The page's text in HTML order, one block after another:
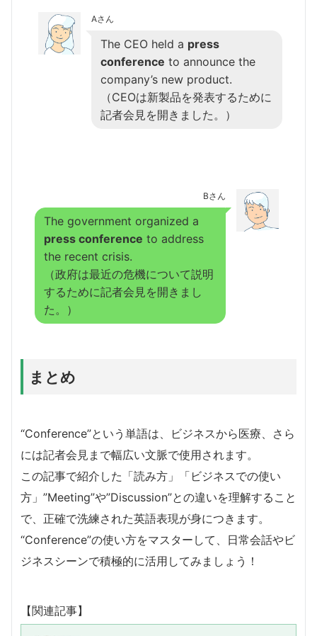
Aさん
The CEO held a press
conference to announce the
company’s new product.
（CEOは新製品を発表するために
記者会見を開きました。）
Bさん
The government organized a
press conference to address
the recent crisis.
（政府は最近の危機について説明
するために記者会見を開きまし
た。）
まとめ
“Conference”という単語は、ビジネスから医療、さら
には記者会見まで幅広い文脈で使用されます。
この記事で紹介した「読み方」「ビジネスでの使い
方」”Meeting”や”Discussion”との違いを理解すること
で、正確で洗練された英語表現が身につきます。
“Conference”の使い方をマスターして、日常会話やビ
ジネスシーンで積極的に活用してみましょう！
【関連記事】